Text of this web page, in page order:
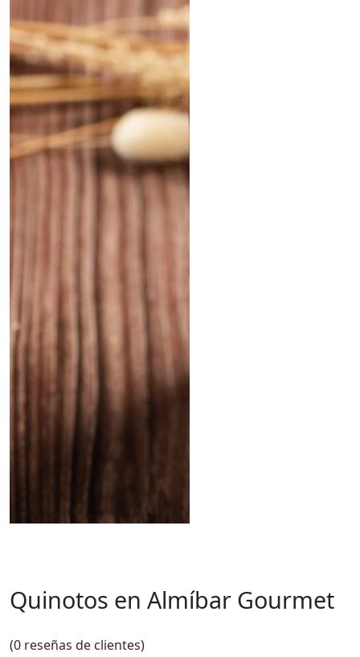
Quinotos en Almíbar Gourmet
(0 reseñas de clientes)